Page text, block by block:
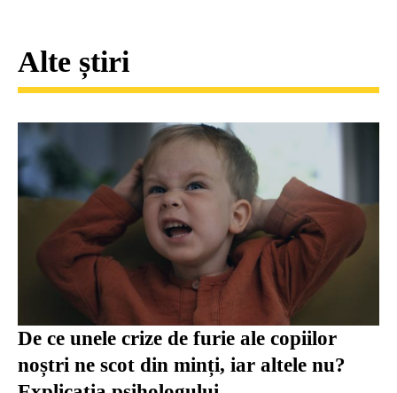
Alte știri
De ce unele crize de furie ale copiilor
noștri ne scot din minți, iar altele nu?